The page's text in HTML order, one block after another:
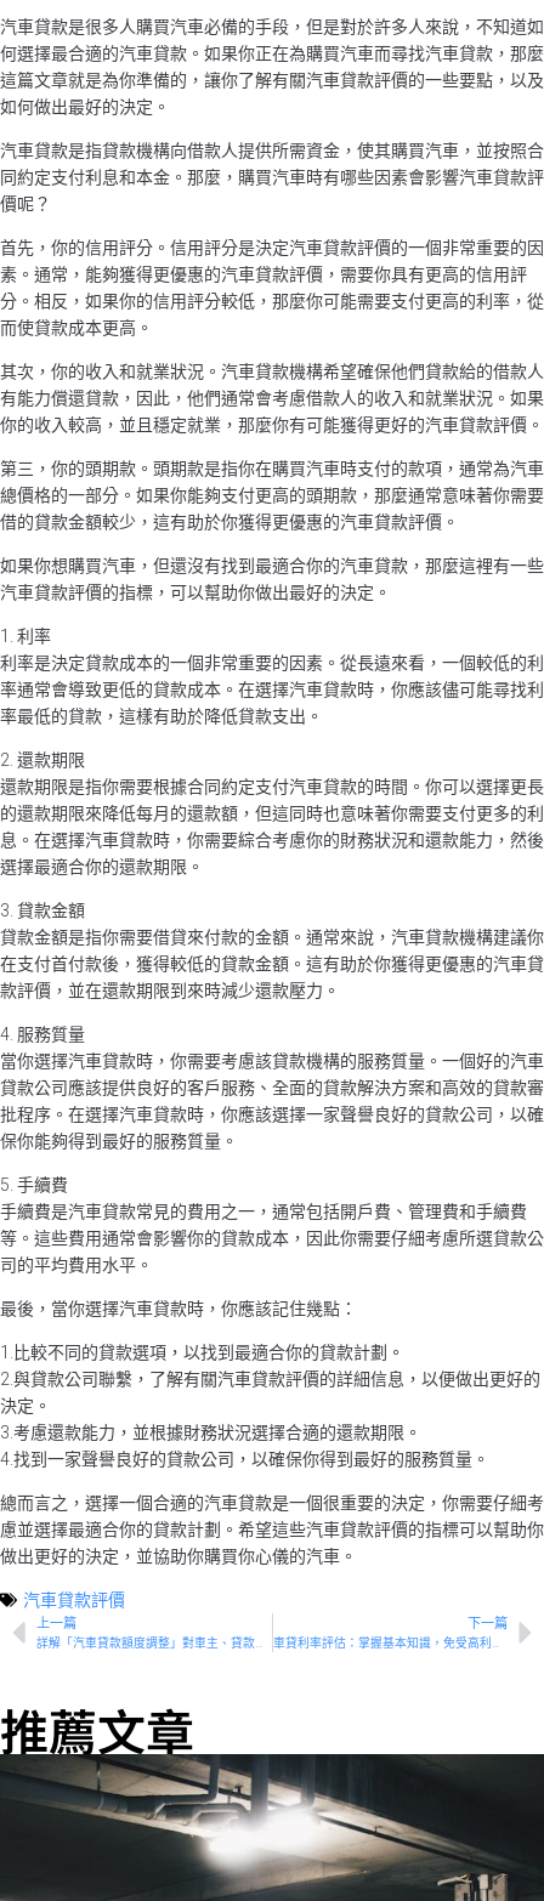
汽車貸款是很多人購買汽車必備的手段，但是對於許多人來說，不知道如
何選擇最合適的汽車貸款。如果你正在為購買汽車而尋找汽車貸款，那麼
這篇文章就是為你準備的，讓你了解有關汽車貸款評價的一些要點，以及
如何做出最好的決定。
汽車貸款是指貸款機構向借款人提供所需資金，使其購買汽車，並按照合
同約定支付利息和本金。那麼，購買汽車時有哪些因素會影響汽車貸款評
價呢？
首先，你的信用評分。信用評分是決定汽車貸款評價的一個非常重要的因
素。通常，能夠獲得更優惠的汽車貸款評價，需要你具有更高的信用評
分。相反，如果你的信用評分較低，那麼你可能需要支付更高的利率，從
而使貸款成本更高。
其次，你的收入和就業狀況。汽車貸款機構希望確保他們貸款給的借款人
有能力償還貸款，因此，他們通常會考慮借款人的收入和就業狀況。如果
你的收入較高，並且穩定就業，那麼你有可能獲得更好的汽車貸款評價。
第三，你的頭期款。頭期款是指你在購買汽車時支付的款項，通常為汽車
總價格的一部分。如果你能夠支付更高的頭期款，那麼通常意味著你需要
借的貸款金額較少，這有助於你獲得更優惠的汽車貸款評價。
如果你想購買汽車，但還沒有找到最適合你的汽車貸款，那麼這裡有一些
汽車貸款評價的指標，可以幫助你做出最好的決定。
1. 利率
利率是決定貸款成本的一個非常重要的因素。從長遠來看，一個較低的利
率通常會導致更低的貸款成本。在選擇汽車貸款時，你應該儘可能尋找利
率最低的貸款，這樣有助於降低貸款支出。
2. 還款期限
還款期限是指你需要根據合同約定支付汽車貸款的時間。你可以選擇更長
的還款期限來降低每月的還款額，但這同時也意味著你需要支付更多的利
息。在選擇汽車貸款時，你需要綜合考慮你的財務狀況和還款能力，然後
選擇最適合你的還款期限。
3. 貸款金額
貸款金額是指你需要借貸來付款的金額。通常來說，汽車貸款機構建議你
在支付首付款後，獲得較低的貸款金額。這有助於你獲得更優惠的汽車貸
款評價，並在還款期限到來時減少還款壓力。
4. 服務質量
當你選擇汽車貸款時，你需要考慮該貸款機構的服務質量。一個好的汽車
貸款公司應該提供良好的客戶服務、全面的貸款解決方案和高效的貸款審
批程序。在選擇汽車貸款時，你應該選擇一家聲譽良好的貸款公司，以確
保你能夠得到最好的服務質量。
5. 手續費
手續費是汽車貸款常見的費用之一，通常包括開戶費、管理費和手續費
等。這些費用通常會影響你的貸款成本，因此你需要仔細考慮所選貸款公
司的平均費用水平。
最後，當你選擇汽車貸款時，你應該記住幾點：
1.比較不同的貸款選項，以找到最適合你的貸款計劃。
2.與貸款公司聯繫，了解有關汽車貸款評價的詳細信息，以便做出更好的
決定。
3.考慮還款能力，並根據財務狀況選擇合適的還款期限。
4.找到一家聲譽良好的貸款公司，以確保你得到最好的服務質量。
總而言之，選擇一個合適的汽車貸款是一個很重要的決定，你需要仔細考
慮並選擇最適合你的貸款計劃。希望這些汽車貸款評價的指標可以幫助你
做出更好的決定，並協助你購買你心儀的汽車。
汽車貸款評價
上一篇 下一篇
推薦文章